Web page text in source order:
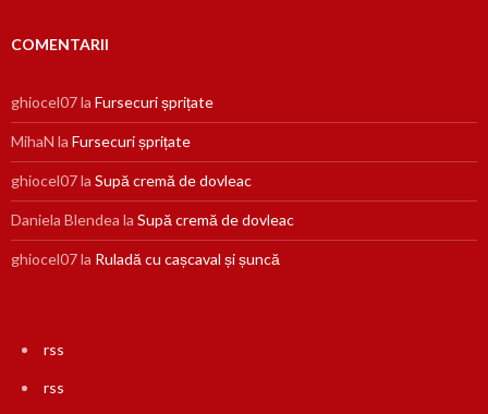
COMENTARII
ghiocel07la Fursecuri șprițate
MihaN la Fursecuri șprițate
ghiocel07la Supă cremă de dovleac
Daniela Blendea la Supă cremă de dovleac
ghiocel07la Ruladă cu cașcaval și șuncă
rss
rss